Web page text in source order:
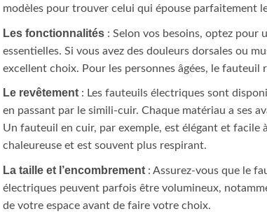
modèles pour trouver celui qui épouse parfaitement
Les fonctionnalités : Selon vos besoins, optez pour
essentielles. Si vous avez des douleurs dorsales ou
excellent choix. Pour les personnes âgées, le fauteuil
Le revêtement : Les fauteuils électriques sont
en passant par le simili-cuir. Chaque matériau a ses
Un fauteuil en cuir, par exemple, est élégant et
chaleureuse et est souvent plus respirant.
La taille et l’encombrement : Assurez-vous que le
électriques peuvent parfois être volumineux,
de votre espace avant de faire votre choix.